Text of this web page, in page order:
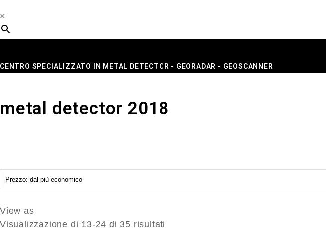
×
CENTRO SPECIALIZZATO IN METAL DETECTOR - GEORADAR - GEOSCANNER
metal detector 2018
View as
Visualizzazione di 13-24 di 35 risultati